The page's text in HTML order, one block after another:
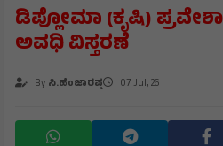
ಡಿಪ್ಲೋಮಾ (ಕೃಷಿ)
ಅವಧಿ ವಿಸ್ತರಣೆ
By ಸಿ.ಹೆಂಜಾರಪ್ಪ 07 Jul, 26